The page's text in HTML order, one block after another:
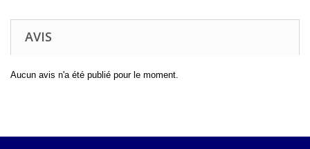
AVIS
Aucun avis n'a été publié pour le moment.